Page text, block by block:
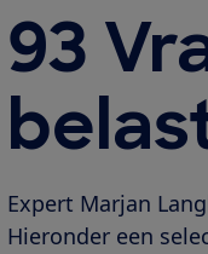
93
Expert Marjan
Hieronder een